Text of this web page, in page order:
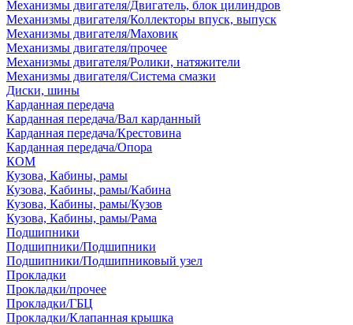
Механизмы двигателя/Двигатель, блок цилиндров
Механизмы двигателя/Коллекторы впуск, выпуск
Механизмы двигателя/Маховик
Механизмы двигателя/прочее
Механизмы двигателя/Ролики, натяжители
Механизмы двигателя/Система смазки
Диски, шины
Карданная передача
Карданная передача/Вал карданный
Карданная передача/Крестовина
Карданная передача/Опора
КОМ
Кузова, Кабины, рамы
Кузова, Кабины, рамы/Кабина
Кузова, Кабины, рамы/Кузов
Кузова, Кабины, рамы/Рама
Подшипники
Подшипники/Подшипники
Подшипники/Подшипниковый узел
Прокладки
Прокладки/прочее
Прокладки/ГБЦ
Прокладки/Клапанная крышка